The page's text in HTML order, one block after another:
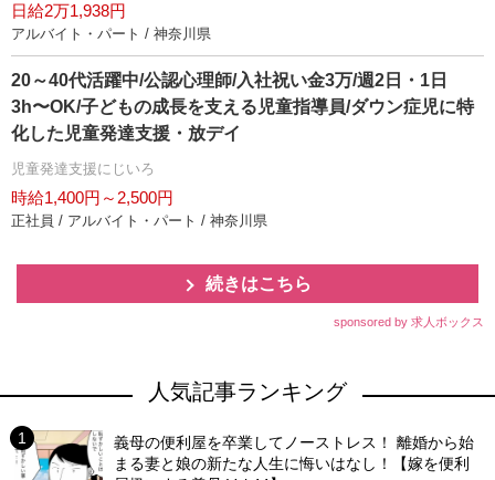
日給2万1,938円
アルバイト・パート / 神奈川県
20～40代活躍中/公認心理師/入社祝い金3万/週2日・1日
3h〜OK/子どもの成長を支える児童指導員/ダウン症児に特
化した児童発達支援・放デイ
児童発達支援にじいろ
時給1,400円～2,500円
正社員 / アルバイト・パート / 神奈川県
続きはこちら
sponsored by 求人ボックス
人気記事ランキング
義母の便利屋を卒業してノーストレス！ 離婚から始
まる妻と娘の新たな人生に悔いはなし！【嫁を便利